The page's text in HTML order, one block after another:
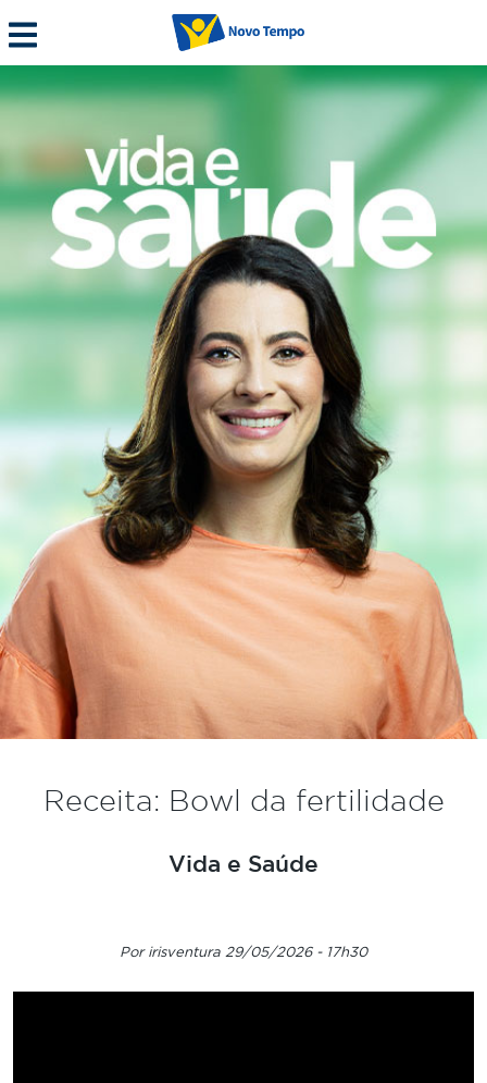
Receita: Bowl da fertilidade
Vida e Saúde
Por irisventura 29/05/2026 - 17h30